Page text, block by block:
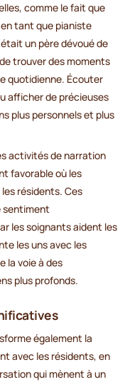
comme le fait que
tant que pianiste
un père dévoué de
trouver des moments
quotidienne. Écouter
afficher de précieuses
plus personnels et plus
activités de narration
favorable où les
résidents. Ces
sentiment
les soignants aident les
les uns avec les
la voie à des
plus profonds.
également la
avec les résidents, en
qui mènent à un